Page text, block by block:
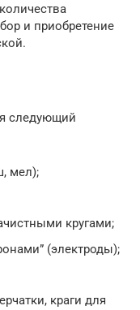
и приобретение
следующий
мел);
кругами;
(электроды);
краги для